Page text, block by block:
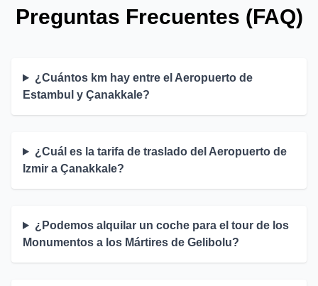
Preguntas Frecuentes (FAQ)
¿Cuántos km hay entre el Aeropuerto de
Estambul y Çanakkale?
¿Cuál es la tarifa de traslado del Aeropuerto de
Izmir a Çanakkale?
¿Podemos alquilar un coche para el tour de los
Monumentos a los Mártires de Gelibolu?